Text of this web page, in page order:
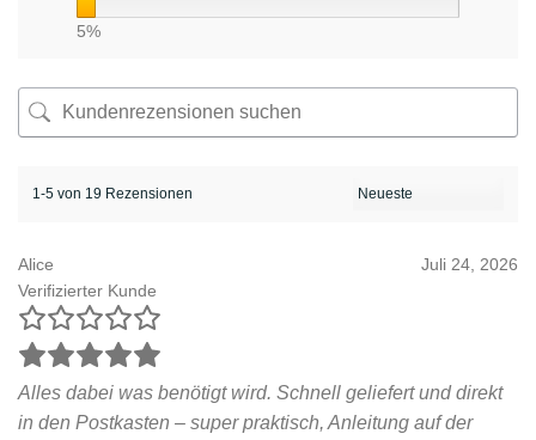
5%
1-5 von 19 Rezensionen
Alice
Verifizierter Kunde
Juli 24, 2026
Alles dabei was benötigt wird. Schnell geliefert und direkt
in den Postkasten – super praktisch, Anleitung auf der